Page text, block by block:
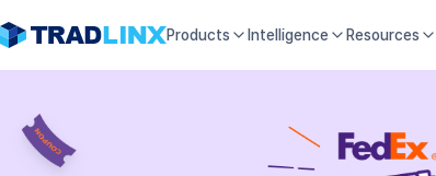
Products Intelligence Resources